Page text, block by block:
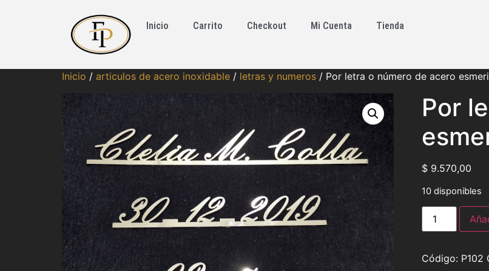
Inicio Carrito Checkout Mi Cuenta Tienda
Inicio / articulos de acero inoxidable / letras y numeros / Por letra o número de acero
Por
$9.570,00
10 disponibles
P102